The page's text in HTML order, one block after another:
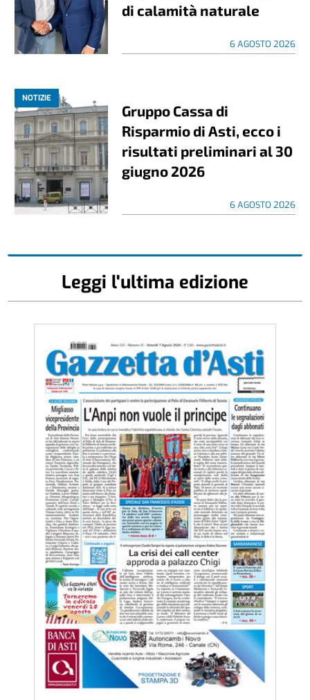
di calamità naturale
6 AGOSTO 2026
NOTIZIE
Gruppo Cassa di
Risparmio di Asti, ecco i
risultati preliminari al 30
giugno 2026
6 AGOSTO 2026
Leggi l'ultima edizione